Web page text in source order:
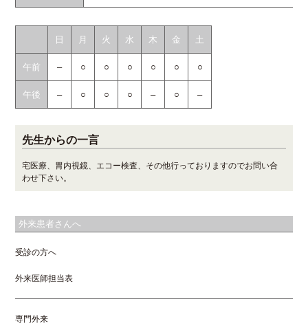
日 月 火 水 木 金 土
午前 – ○ ○ ○ ○ ○ ○
午後 – ○ ○ ○ – ○ –
先生からの一言
宅医療、胃内視鏡、エコー検査、その他行っておりますのでお問い合
わせ下さい。
外来患者さんへ
受診の方へ
外来医師担当表
専門外来